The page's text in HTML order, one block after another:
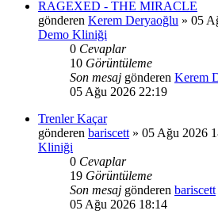
RAGEXED - THE MIRACLE
gönderen Kerem Deryaoğlu » 05
Demo Kliniği
0 Cevaplar
10 Görüntüleme
Son mesaj gönderen Kerem
05 Ağu 2026 22:19
Trenler Kaçar
gönderen bariscett » 05 Ağu 2026
Kliniği
0 Cevaplar
19 Görüntüleme
Son mesaj gönderen bariscett
05 Ağu 2026 18:14